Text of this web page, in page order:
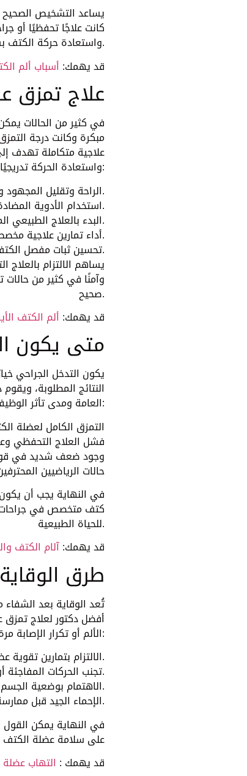
يساعد التشخيص
كانت علاجًا تحفظيًا أو
واستعادة حركة الكتف بشكل آمن وفعّال.
قد يهمك: أسباب ألم
علاج تمزق
في كثير من الحالات
مبكرة وكانت درجة
علاجية متكاملة تهدف
واستعادة الحركة تدريجيًا دون الحاجة إلى تدخل جراحي وتتمثل فيما يلي:
الراحة وتقليل المجهود وتجنب الحركات التي تزيد من الضغط أو الألم في الكتف المصاب.
استخدام الأدوية المضادة للالتهاب ومسكنات الألم للحد من التورم والسيطرة على الأعراض.
البدء بالعلاج الطبيعي المتدرج لاستعادة مدى الحركة بشكل آمن.
أداء تمارين علاجية مخصصة لتقوية عضلات الكتف والعضلات الداعمة له.
تحسين ثبات مفصل الكتف والوقاية من تكرار التمزق في المستقبل.
يساهم الالتزام
وآمنًا في كثير من حالات
صحيح.
قد يهمك: ألم الكتف
متى يكون
يكون التدخل الجراحي
النتائج المطلوبة،
العامة ومدى تأثر الوظيفة الحركية للكتف ويمكن تحديد بعض الحالات فيما يلي:
• التمزق الكامل لعضلة
• فشل العلاج التحفظي
• وجود ضعف شديد في
• حالات الرياضيين
في النهاية يجب أن
كتف متخصص في جراحات
للحياة الطبيعية.
قد يهمك:آلام الكتف
طرق
تُعد الوقاية بعد
أفضل دكتور لعلاج
الألم أو تكرار الإصابة مرة أخرى وهي تتمثل فيما يلي:
• الالتزام بتمارين تقوية عضلات الكتف والعضلات المحيطة به بشكل منتظم.
• تجنب الحركات المفاجئة أو العنيفة التي قد تُعرّض العضلة لإجهاد جديد.
• الاهتمام بوضعية الجسم الصحيحة أثناء الجلوس والعمل والنوم.
• الإحماء الجيد قبل ممارسة أي نشاط بدني أو رياضي لتجهيز العضلات والمفصل.
في النهاية يمكن القول
على سلامة عضلة الكتف
قد يهمك : التهاب